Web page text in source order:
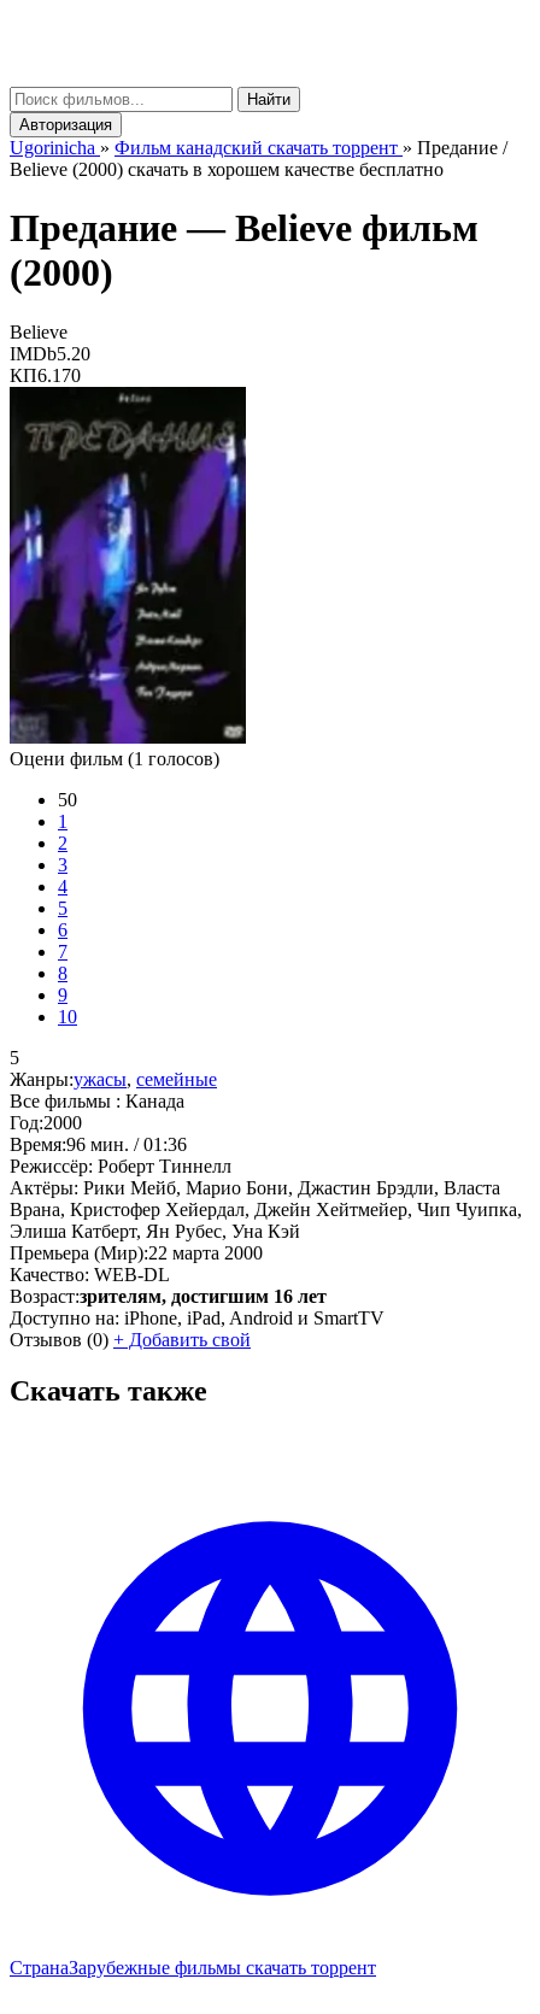
Найти
Авторизация
Ugorinicha » Фильм канадский скачать торрент » Предание /
Believe (2000) скачать в хорошем качестве бесплатно
Предание —Believe фильм
(2000)
Believe
IMDb5.20
КП6.170
Оцени фильм (1 голосов)
50
1
2
3
4
5
6
7
8
9
10
5
Жанры:ужасы, семейные
Все фильмы : Канада
Год:2000
Время:96 мин. / 01:36
Режиссёр: Роберт Тиннелл
Актёры: Рики Мейб, Марио Бони, Джастин Брэдли, Власта
Врана, Кристофер Хейердал, Джейн Хейтмейер, Чип Чуипка,
Элиша Катберт, Ян Рубес, Уна Кэй
Премьера (Мир):22 марта 2000
Качество: WEB-DL
Возраст:зрителям, достигшим 16 лет
Доступно на: iPhone, iPad, Android и SmartTV
Отзывов (0) + Добавить свой
Скачать также
СтранаЗарубежные фильмы скачать торрент